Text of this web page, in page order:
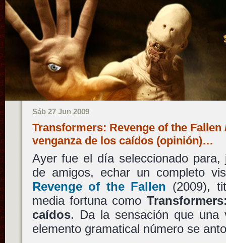
Sáb 27 Jun 2009
Transformers: Revenge of the
venganza de los caídos (opinión)…
Ayer fue el día seleccionado
de amigos, echar un completo
Revenge of the Fallen (2009),
media fortuna como
caídos. Da la sensación que una
elemento gramatical número se